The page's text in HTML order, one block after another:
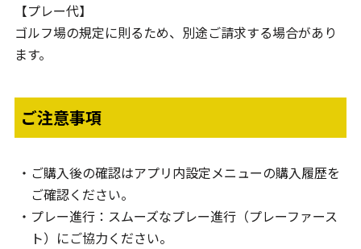
【プレー代】
ゴルフ場の規定に則るため、別途ご請求する場合があり
ます。
ご注意事項
ご購入後の確認はアプリ内設定メニューの購入履歴を
ご確認ください。
プレー進行：スムーズなプレー進行（プレーファース
ト）にご協力ください。